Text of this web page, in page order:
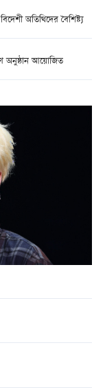
অতিথিদের বৈশিষ্ট্য
অনুষ্ঠান আয়োজিত